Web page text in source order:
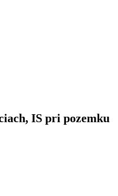
IS pri pozemku